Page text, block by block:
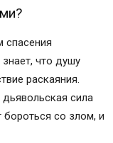
спасения
что душу
раскаяния.
сила
со злом, и